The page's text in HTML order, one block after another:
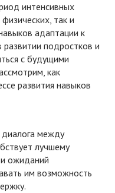
интенсивных
так и
адаптации к
подростков и
с будущими
как
развития навыков
между
лучшему
ожиданий
им возможность